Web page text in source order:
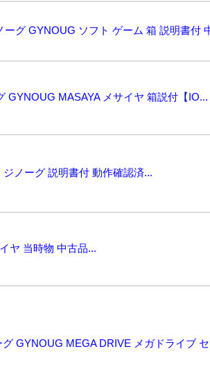
GYNOUG MASAYA メサイヤ 箱説付【IO...
ノーグ 説明書付 動作確認済...
ヤ 当時物 中古品...